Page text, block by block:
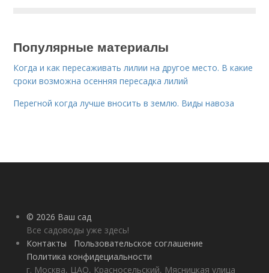
Популярные материалы
Когда и как пересаживать лилии на другое место. В какие
сроки возможна осенняя пересадка лилий
Перегной когда лучше вносить в землю. Виды навоза
© 2026 Ваш сад
Все садоводы уже здесь!
Контакты
Пользовательское соглашение
Политика конфидециальности
г. Москва, ЦАО, Красносельский, Мясницкая улица